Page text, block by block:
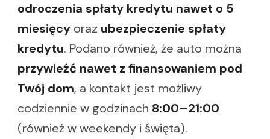
odroczenia spłaty kredytu nawet o 5
miesięcy oraz ubezpieczenie spłaty
kredytu. Podano również, że auto można
przywieźć nawet z finansowaniem pod
Twój dom, a kontakt jest możliwy
codziennie w godzinach 8:00–21:00
(również w weekendy i święta).